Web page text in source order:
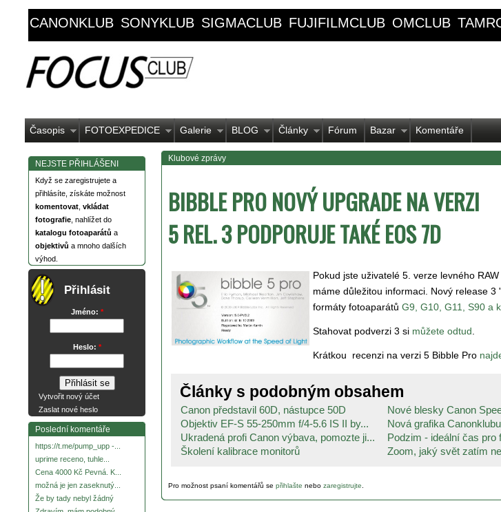
CANONKLUB SONYKLUB SIGMACLUB FUJIFILMCLUB OMCLUB
Časopis FOTOEXPEDICE Galerie BLOG Články Fórum Bazar Komentáře
NEJSTE PŘIHLÁŠENI
Když se zaregistrujete a
přihlásíte, získáte možnost
komentovat vkládat
fotografie , nahlížet do
katalogu fotoaparátů a
objektivů a mnoho dalších
výhod.
Přihlásit
Jméno: *
Heslo: *
Vytvořit nový účet
Zaslat nové heslo
Poslední komentáře
https://t.me/pump_upp -...
uprime receno, tuhle...
Cena 4000 Kč Pevná. K...
možná je jen zaseknutý...
Že by tady nebyl žádný
Klubové zprávy
BIBBLE PRO NOVÝ UPGRADE NA VERZI
5 REL. 3 PODPORUJE TAKÉ EOS 7D
Pokud jste uživatelé 5. verze levného
máme důležitou informaci. Nový release 3
formáty fotoaparátů G9, G10, G11, S90 a
Stahovat podverzi 3 si můžete odtud
Krátkou recenzi na verzi 5 Bibble Pro
Články s podobným obsahem
Canon představil 60D, nástupce 50D
Nové blesky Canon
Objektiv EF-S 55-250mm f/4-5.6 IS II by...
Nová grafika Canonklubu
Ukradená profi Canon výbava, pomozte ji...
Podzim - ideální čas pro
Školení kalibrace monitorů
Zoom, jaký svět zatím
Pro možnost psaní komentářů se přihlašte nebo zaregistrujte